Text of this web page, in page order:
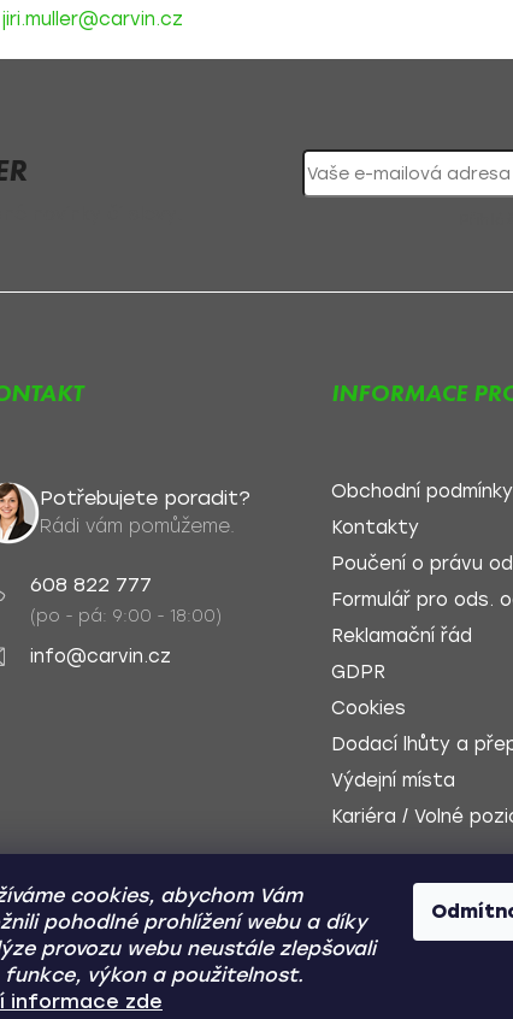
cookies, abychom Vám
pohodlné prohlížení webu a díky
provozu webu neustále zlepšovali
funkce, výkon a použitelnost.
informace zde
jiri.muller@carvin.cz
Potřebujete poradit?
Rádi vám pomůžeme.
608 822 777
(po - pá: 9:00 - 18:00)
info@carvin.cz
INFORMACE
Obchodní podmínky
Kontakty
Poučení o právu
Formulář pro ods.
Reklamační řád
GDPR
Cookies
Dodací lhůty a
Výdejní místa
Kariéra / Volné
Dobírka